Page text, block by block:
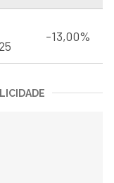
-13,00%